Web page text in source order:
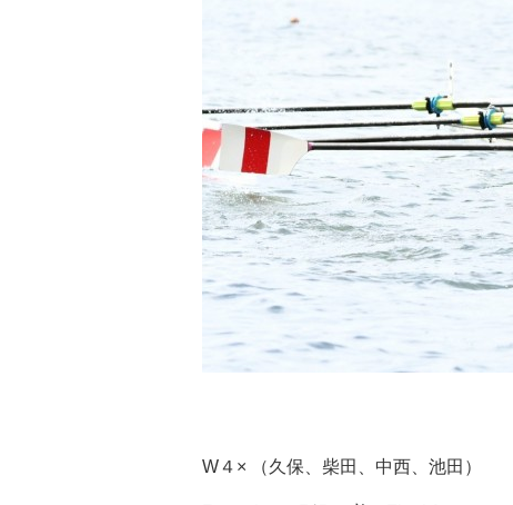
W４× （久保、柴田、中西、池田）